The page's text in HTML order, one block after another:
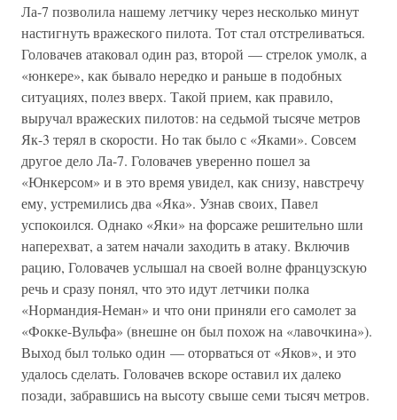
Ла-7 позволила нашему летчику через несколько минут
настигнуть вражеского пилота. Тот стал отстреливаться.
Головачев атаковал один раз, второй — стрелок умолк, а
«юнкере», как бывало нередко и раньше в подобных
ситуациях, полез вверх. Такой прием, как правило,
выручал вражеских пилотов: на седьмой тысяче метров
Як-3 терял в скорости. Но так было с «Яками». Совсем
другое дело Ла-7. Головачев уверенно пошел за
«Юнкерсом» и в это время увидел, как снизу, навстречу
ему, устремились два «Яка». Узнав своих, Павел
успокоился. Однако «Яки» на форсаже решительно шли
наперехват, а затем начали заходить в атаку. Включив
рацию, Головачев услышал на своей волне французскую
речь и сразу понял, что это идут летчики полка
«Нормандия-Неман» и что они приняли его самолет за
«Фокке-Вульфа» (внешне он был похож на «лавочкина»).
Выход был только один — оторваться от «Яков», и это
удалось сделать. Головачев вскоре оставил их далеко
позади, забравшись на высоту свыше семи тысяч метров.